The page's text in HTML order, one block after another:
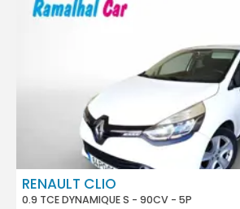
RENAULT CLIO
0.9 TCE DYNAMIQUE S - 90CV - 5P